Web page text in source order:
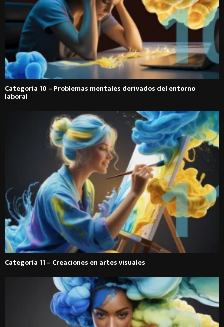
Categoría 10 – Problemas mentales derivados del entorno
laboral
Categoría 11 – Creaciones en artes visuales